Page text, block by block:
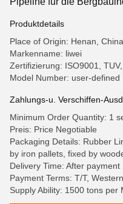
Produktdetails
Place of Origin: Henan, China
Markenname: liwei
Zertifizierung: ISO9001,
Model Number: user-defined
Zahlungs-u. Verschiffen-
Minimum Order Quantity: 1
Preis: Price Negotiable
Packaging Details: Rubber
by iron pallets, fixed by
Delivery Time: After
Payment Terms: T/T,
Supply Ability: 1500 tons per